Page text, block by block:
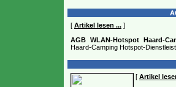
[ Artikel lesen ... ]
AGB WLAN-Hotspot Haard-
Haard-Camping Hotspot-
[ Artikel